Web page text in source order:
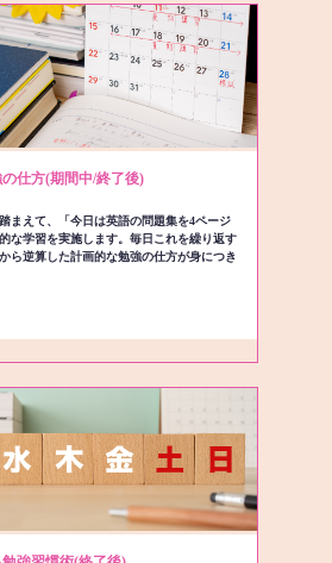
仕方(期間中/終了後)
まえて、「今日は英語の問題集を4ページ
な学習を実施します。毎日これを繰り返す
ら逆算した計画的な勉強の仕方が身につき